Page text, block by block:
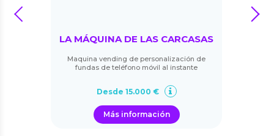
LA MÁQUINA DE LAS CARCASAS
Maquina vending de personalización de
fundas de teléfono móvil al instante
Desde 15.000 €
Más información
prev next